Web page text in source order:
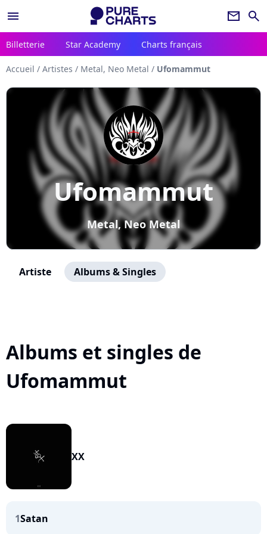
menu newsletter search
Billetterie Star Academy Charts français
Accueil / Artistes / Metal, Neo Metal / Ufomammut
Ufomammut
Metal, Neo Metal
Artiste Albums & Singles
Albums et singles de
Ufomammut
XX
1Satan